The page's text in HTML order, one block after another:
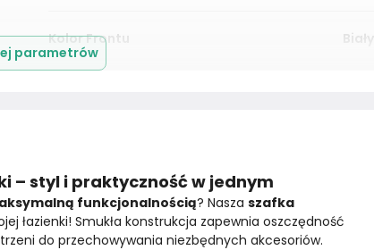
Kolor Frontu Biały
Liczba wnęk zamykanych
Konstrukcja frontów Płyta laminowana
parametrów
– styl i praktyczność w jednym
funkcjonalnością? Nasza szafka
łazienki! Smukła konstrukcja zapewnia oszczędność
do przechowywania niezbędnych akcesoriów.